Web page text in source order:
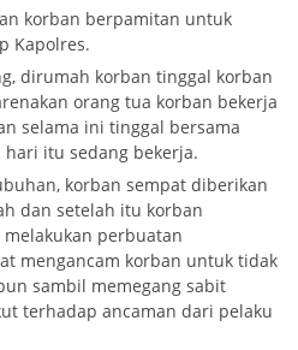
korban berpamitan untuk
Kapolres.
dirumah korban tinggal korban
orang tua korban bekerja
selama ini tinggal bersama
hari itu sedang bekerja.
korban sempat diberikan
dan setelah itu korban
perbuatan
mengancam korban untuk tidak
sambil memegang sabit
terhadap ancaman dari pelaku